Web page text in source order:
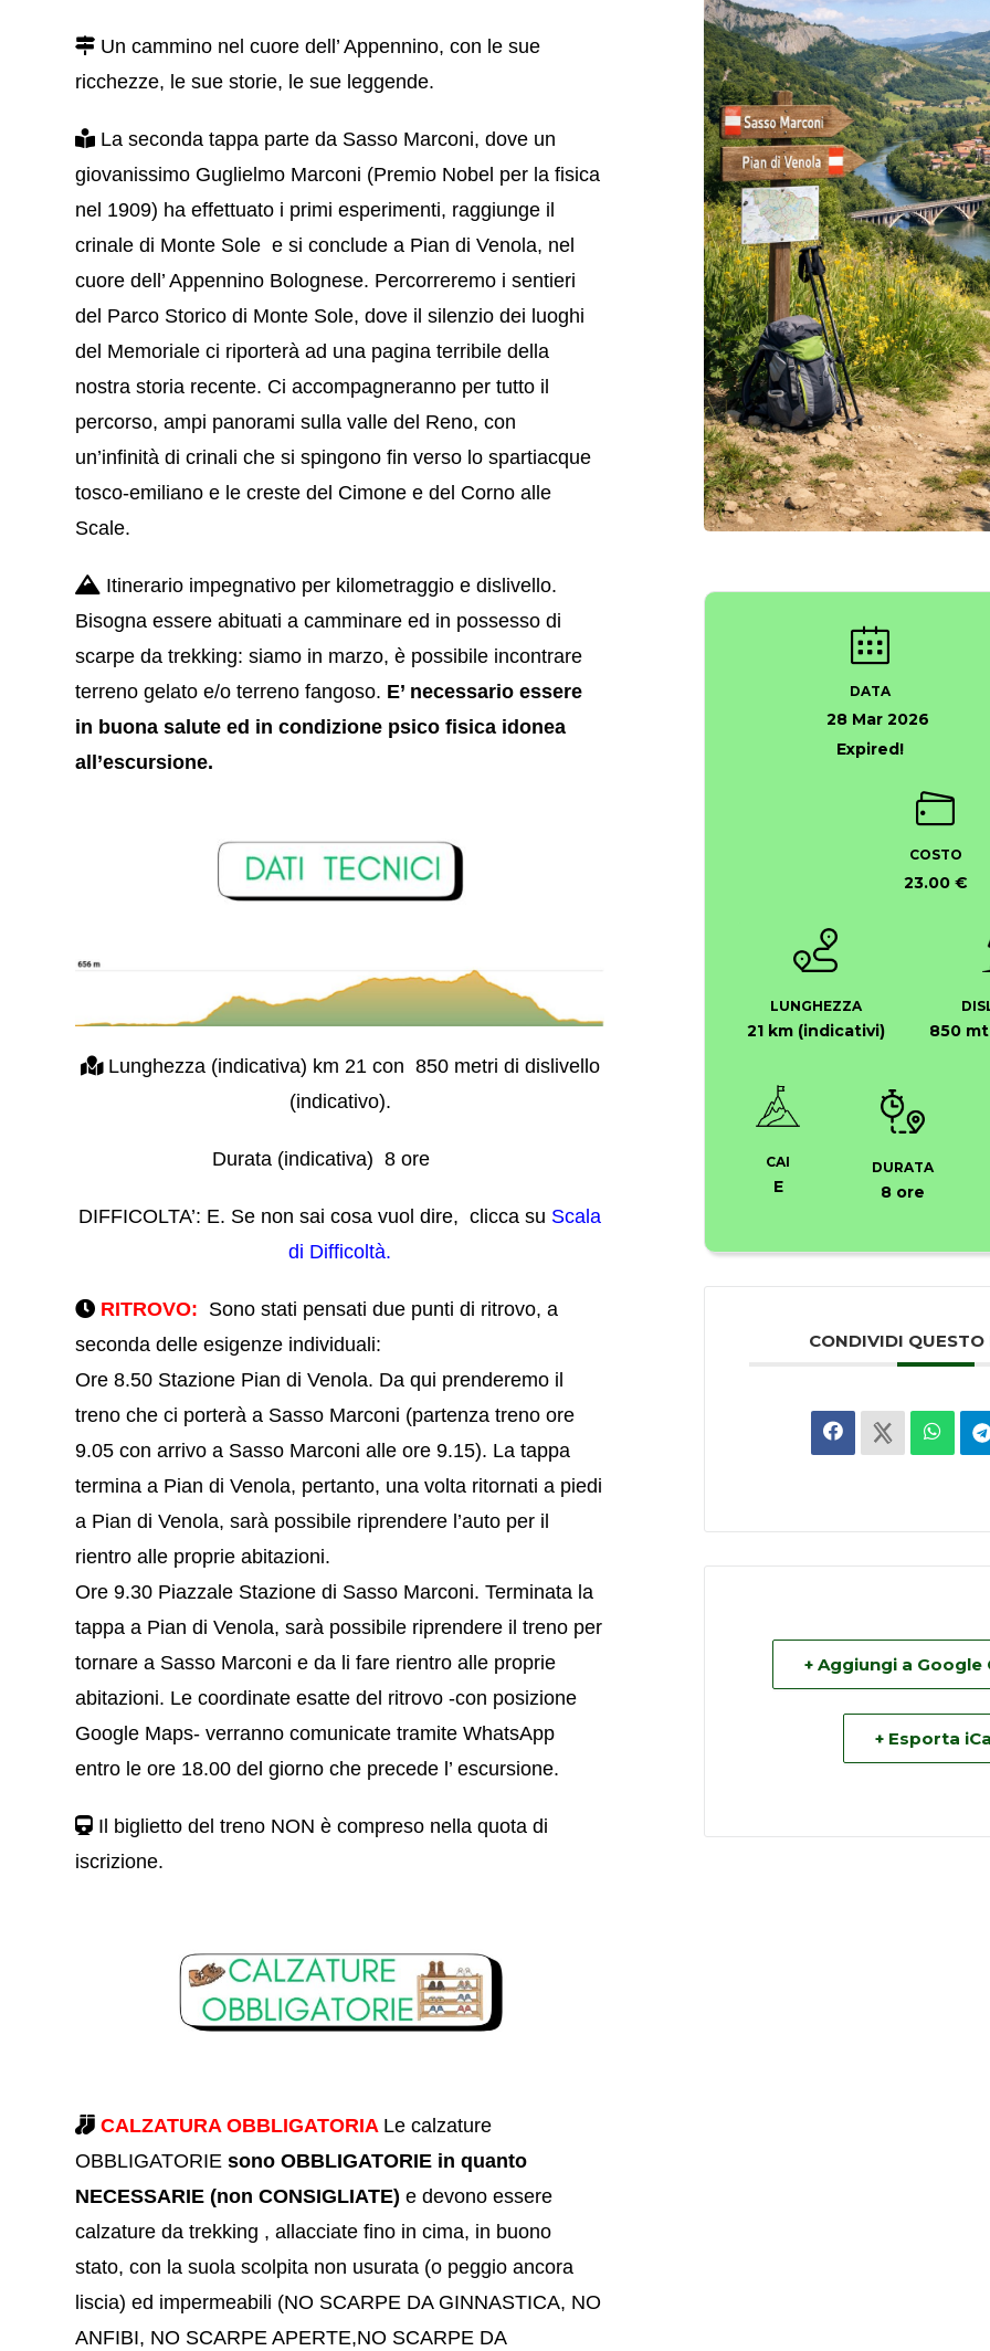
Un cammino nel cuore dell’ Appennino, con le sue
ricchezze, le sue storie, le sue leggende.
La seconda tappa parte da Sasso Marconi, dove un
giovanissimo Guglielmo Marconi (Premio Nobel per la fisica
nel 1909) ha effettuato i primi esperimenti, raggiunge il
crinale di Monte Sole e si conclude a Pian di Venola, nel
cuore dell’ Appennino Bolognese. Percorreremo i sentieri
del Parco Storico di Monte Sole, dove il silenzio dei luoghi
del Memoriale ci riporterà ad una pagina terribile della
nostra storia recente. Ci accompagneranno per tutto il
percorso, ampi panorami sulla valle del Reno, con
un’infinità di crinali che si spingono fin verso lo spartiacque
tosco-emiliano e le creste del Cimone e del Corno alle
Scale.
Itinerario impegnativo per kilometraggio e dislivello.
Bisogna essere abituati a camminare ed in possesso di
scarpe da trekking: siamo in marzo, è possibile incontrare
terreno gelato e/o terreno fangoso. E’ necessario essere
in buona salute ed in condizione psico fisica idonea
all’escursione.
Lunghezza (indicativa) km 21 con 850 metri di dislivello
(indicativo).
Durata (indicativa) 8 ore
DIFFICOLTA’: E. Se non sai cosa vuol dire, clicca su Scala
di Difficoltà.
RITROVO: Sono stati pensati due punti di ritrovo, a
seconda delle esigenze individuali:
Ore 8.50 Stazione Pian di Venola. Da qui prenderemo il
treno che ci porterà a Sasso Marconi (partenza treno ore
9.05 con arrivo a Sasso Marconi alle ore 9.15). La tappa
termina a Pian di Venola, pertanto, una volta ritornati a piedi
a Pian di Venola, sarà possibile riprendere l’auto per il
rientro alle proprie abitazioni.
Ore 9.30 Piazzale Stazione di Sasso Marconi. Terminata la
tappa a Pian di Venola, sarà possibile riprendere il treno per
tornare a Sasso Marconi e da li fare rientro alle proprie
abitazioni. Le coordinate esatte del ritrovo -con posizione
Google Maps- verranno comunicate tramite WhatsApp
entro le ore 18.00 del giorno che precede l’ escursione.
Il biglietto del treno NON è compreso nella quota di
iscrizione.
CALZATURA OBBLIGATORIA Le calzature
OBBLIGATORIEsono OBBLIGATORIE in quanto
NECESSARIE (non CONSIGLIATE) e devono essere
calzature da trekking , allacciate fino in cima, in buono
stato, con la suola scolpita non usurata (o peggio ancora
liscia) ed impermeabili (NO SCARPE DA GINNASTICA, NO
ANFIBI, NO SCARPE APERTE,NO SCARPE DA
DATA
28 Mar 2026
Expired!
COSTO
23.00 €
LUNGHEZZA
21 km (indicativi) 850
CAI
E
DURATA
8 ore
CONDIVIDI QUESTO
+ Aggiungi a Google
+ Esporta